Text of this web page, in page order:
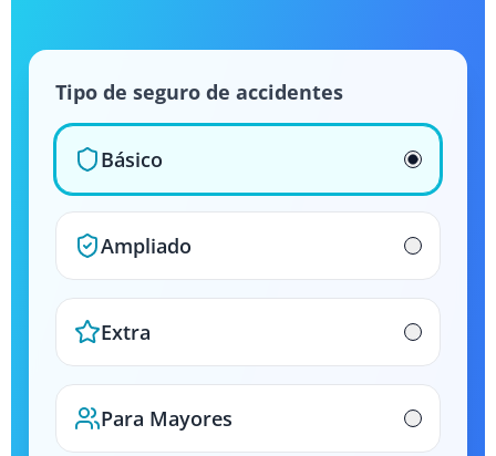
Tipo de seguro de accidentes
Básico
Ampliado
Extra
Para Mayores